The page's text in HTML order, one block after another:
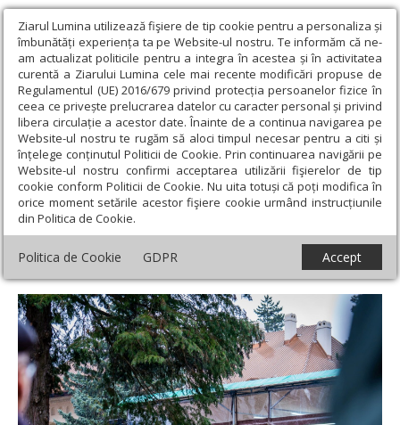
Ziarul Lumina utilizează fişiere de tip cookie pentru a personaliza și
îmbunătăți experiența ta pe Website-ul nostru. Te informăm că ne-
am actualizat politicile pentru a integra în acestea și în activitatea
curentă a Ziarului Lumina cele mai recente modificări propuse de
Regulamentul (UE) 2016/679 privind protecția persoanelor fizice în
ceea ce privește prelucrarea datelor cu caracter personal și privind
libera circulație a acestor date. Înainte de a continua navigarea pe
Website-ul nostru te rugăm să aloci timpul necesar pentru a citi și
înțelege conținutul Politicii de Cookie. Prin continuarea navigării pe
Website-ul nostru confirmi acceptarea utilizării fişierelor de tip
cookie conform Politicii de Cookie. Nu uita totuși că poți modifica în
orice moment setările acestor fişiere cookie urmând instrucțiunile
din Politica de Cookie.
Politica de Cookie GDPR Accept
Ziarul Lumina › Actualitate religioasă › Știri › Învățătură despre
post, iertare și neagonisire, la Catedrala Arhiepiscopală din
Suceava
Învățătură despre post, iertare și
neagonisire, la Catedrala Arhiepiscopală
din Suceava